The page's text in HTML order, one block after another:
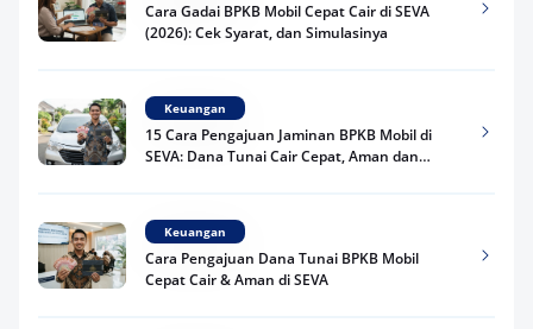
Cara Gadai BPKB Mobil Cepat Cair di SEVA
(2026): Cek Syarat, dan Simulasinya
Keuangan
15 Cara Pengajuan Jaminan BPKB Mobil di
SEVA: Dana Tunai Cair Cepat, Aman dan
Keuangan
Cara Pengajuan Dana Tunai BPKB Mobil
Cepat Cair & Aman di SEVA